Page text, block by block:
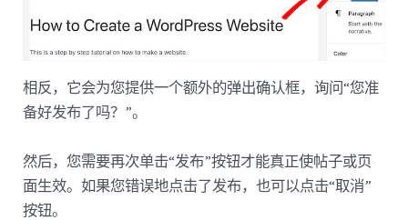
相反，它会为您提供一个额外的弹出确认框，询问“您准
备好发布了吗？”。
然后，您需要再次单击“发布”按钮才能真正使帖子或页
面生效。如果您错误地点击了发布，也可以点击“取消”
按钮。